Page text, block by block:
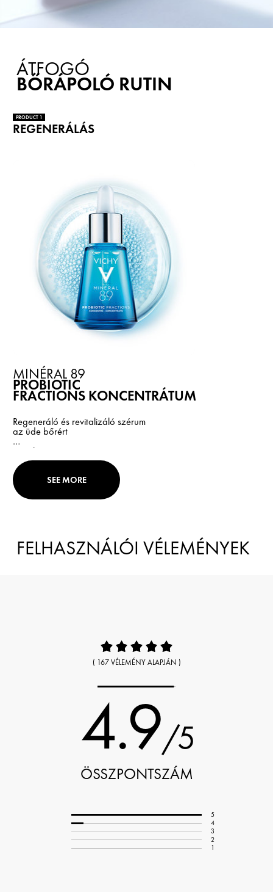
ÁTFOGÓ
BŐRÁPOLÓ RUTIN
PRODUCT 1
REGENERÁLÁS
MINÉRAL 89
PROBIOTIC
FRACTIONS KONCENTRÁTUM
Regeneráló és revitalizáló szérum
az üde bőrért
30 ml
SEE MORE
FELHASZNÁLÓI VÉLEMÉNYEK
( 167 VÉLEMÉNY ALAPJÁN )
4.9/5
ÖSSZPONTSZÁM
5
4
3
2
1